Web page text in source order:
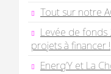
Tout sur notre
Levée de fonds
projets à financer !
Energ’Y et La